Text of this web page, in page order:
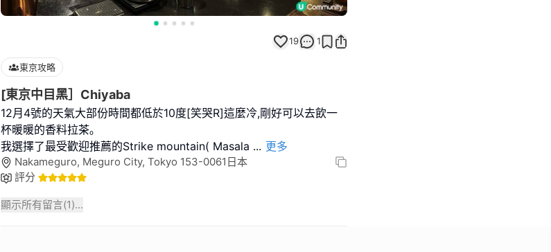
19 1
東京攻略
[東京中目黑］Chiyaba
12月4號的天氣大部份時間都低於10度[笑哭R]這麼冷,剛好可以去飲一
杯暖暖的香料拉茶｡
我選擇了最受歡迎推薦的Strike mountain( Masala ... 更多
Nakameguro, Meguro City, Tokyo 153-0061日本
評分
顯示所有留言(1)...